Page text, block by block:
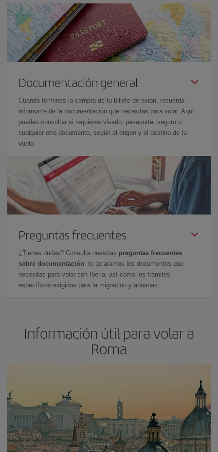
Documentación general
Cuando termines la compra de tu billete de avión, recuerda
informarte de la documentación que necesitas para volar. Aquí
puedes consultar si requieres visado, pasaporte, seguro o
cualquier otro documento, según el origen y el destino de tu
vuelo.
Preguntas frecuentes
¿Tienes dudas? Consulta nuestras preguntas frecuentes
sobre documentación: te aclaramos los documentos que
necesitas para volar con Iberia, así como los trámites
específicos exigidos para la migración y aduanas.
Información útil para volar a
Roma